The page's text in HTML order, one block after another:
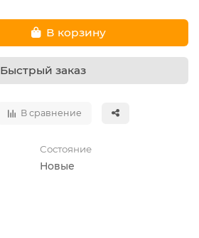
В корзину
Быстрый заказ
В сравнение
Состояние
Новые